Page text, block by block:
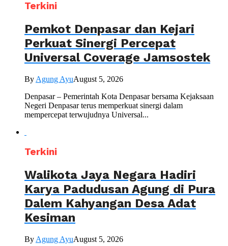
Terkini
Pemkot Denpasar dan Kejari
Perkuat Sinergi Percepat
Universal Coverage Jamsostek
By Agung AyuAugust 5, 2026
Denpasar – Pemerintah Kota Denpasar bersama Kejaksaan
Negeri Denpasar terus memperkuat sinergi dalam
mempercepat terwujudnya Universal...
Terkini
Walikota Jaya Negara Hadiri
Karya Padudusan Agung di Pura
Dalem Kahyangan Desa Adat
Kesiman
By Agung AyuAugust 5, 2026